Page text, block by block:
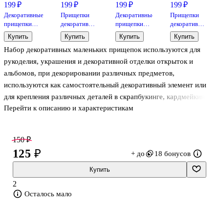
Набор декоративных маленьких прищепок используются для
рукоделия, украшения и декоративной отделки открыток и
альбомов, при декорировании различных предметов,
используются как самостоятельный декоративный элемент или
для крепления различных деталей в скрапбукинге, кардмейкинге,
флористике и других техниках декорирования. Прищепки можно
Где только не применяются декоративные деревянные не
крашенные и цветные мини прищепки. Это очень популярный
элемент декора. Их можно использовать как цветовой акцент в
своих работах, закрепить с их помощью фотографию,
Перейти к описанию и характеристикам
199 ₽
Декоративные
прищепки
холщевые
Звездочки
(6шт) (11-
00399-SC-
Купить
199 ₽
Прищепки
декоративные
с веревкой 6
шт
Купить
199 ₽
Декоративные
прищепки
холщевые
Сердечки с
жемчуженами
(6шт) (11-
2287)
Купить
199 ₽
Прищепки
декоративные
с веревкой
«Пушистые
зайки», 10
шт.
Купить
150 ₽
125 ₽ + до 18 бонусов
Купить
2
Осталось мало